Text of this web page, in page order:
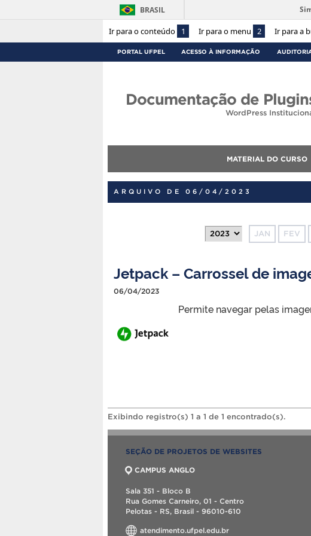
Ir para o conteúdo 1 Ir para o menu 2 Ir para a
BRASIL
PORTAL UFPEL ACESSO À INFORMAÇÃO
Documentação de
WordPress
MATERIAL DO CURSO
ARQUIVO DE 06/04/2023
JAN FEV
Jetpack – Carrossel de
06/04/2023
Permite navegar pelas
Exibindo registro(s) 1 a 1 de 1 encontrado(s).
SEÇÃO DE PROJETOS DE WEBSITES
CAMPUS ANGLO
Sala 351 - Bloco B
Rua Gomes Carneiro, 01 - Centro
Pelotas - RS, Brasil - 96010-610
atendimento.ufpel.edu.br